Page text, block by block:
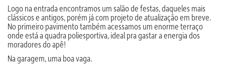
Logo na entrada encontramos um salão de festas, daqueles mais
clássicos e antigos, porém já com projeto de atualização em breve.
No primeiro pavimento também acessamos um enorme terraço
onde está a quadra poliesportiva, ideal pra gastar a energia dos
moradores do apê!
Na garagem, uma boa vaga.